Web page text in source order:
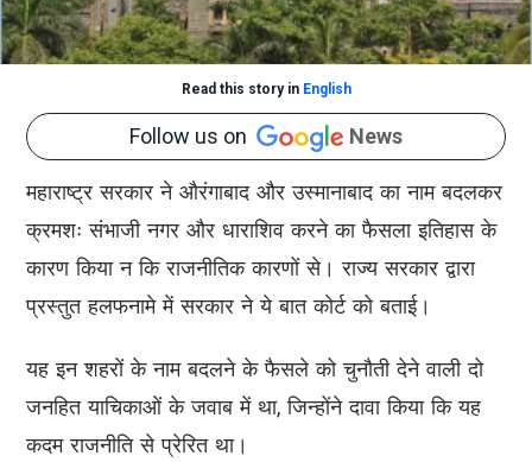
Read this story in English
Follow us on News
महाराष्ट्र सरकार ने औरंगाबाद और उस्मानाबाद का नाम बदलकर
क्रमशः संभाजी नगर और धाराशिव करने का फैसला इतिहास के
कारण किया न कि राजनीतिक कारणों से। राज्य सरकार द्वारा
प्रस्तुत हलफनामे में सरकार ने ये बात कोर्ट को बताई।
यह इन शहरों के नाम बदलने के फैसले को चुनौती देने वाली दो
जनहित याचिकाओं के जवाब में था, जिन्होंने दावा किया कि यह
कदम राजनीति से प्रेरित था।